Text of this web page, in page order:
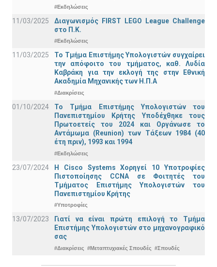
#Εκδηλώσεις
11/03/2025
Διαγωνισμός FIRST LEGO League Challenge
στο Π.Κ.
#Εκδηλώσεις
11/03/2025
Το Τμήμα Επιστήμης Υπολογιστών συγχαίρει
την απόφοιτο του τμήματος, καθ. Λυδία
Καβράκη για την εκλογή της στην Εθνική
Ακαδημία Μηχανικής των Η.Π.Α
#Διακρίσεις
01/10/2024
Το Τμήμα Επιστήμης Υπολογιστών του
Πανεπιστημίου Κρήτης Υποδέχθηκε τους
Πρωτοετείς του 2024 και Οργάνωσε το
Αντάμωμα (Reunion) των Τάξεων 1984 (40
έτη πριν), 1993 και 1994
#Εκδηλώσεις
23/07/2024
Η Cisco Systems Χορηγεί 10 Υποτροφίες
Πιστοποίησης CCNA σε Φοιτητές του
Τμήματος Επιστήμης Υπολογιστών του
Πανεπιστημίου Κρήτης
#Υποτροφίες
13/07/2023
Γιατί να είναι πρώτη επιλογή το Τμήμα
Επιστήμης Υπολογιστών στο μηχανογραφικό
σας
#Διακρίσεις #Μεταπτυχιακές Σπουδές #Σπουδές